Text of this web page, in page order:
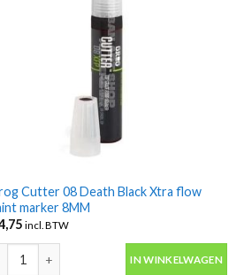
8MM aantal
Cutter 08 Death Black Xtra flow
marker 8MM
incl. BTW
Cutter 08 Death Black Xtra flow paint
IN WINKELWAGEN